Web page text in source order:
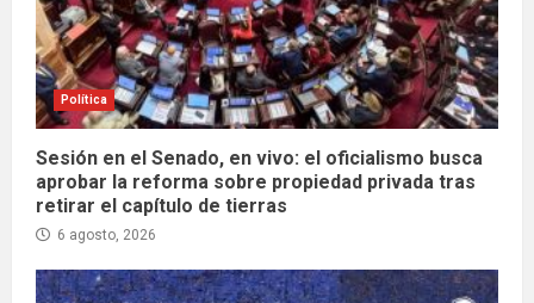
Política
Sesión en el Senado, en vivo: el oficialismo busca
aprobar la reforma sobre propiedad privada tras
retirar el capítulo de tierras
6 agosto, 2026